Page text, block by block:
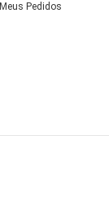
Meus Pedidos